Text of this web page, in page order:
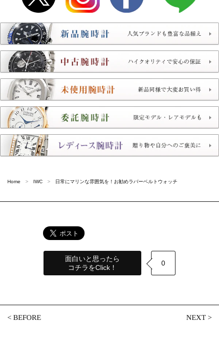
Home IWC 日常にマリンな雰囲気を！お勧めラバーベルトウォッチ
面白いと思ったら
コチラをClick！
0
<BEFORE NEXT>